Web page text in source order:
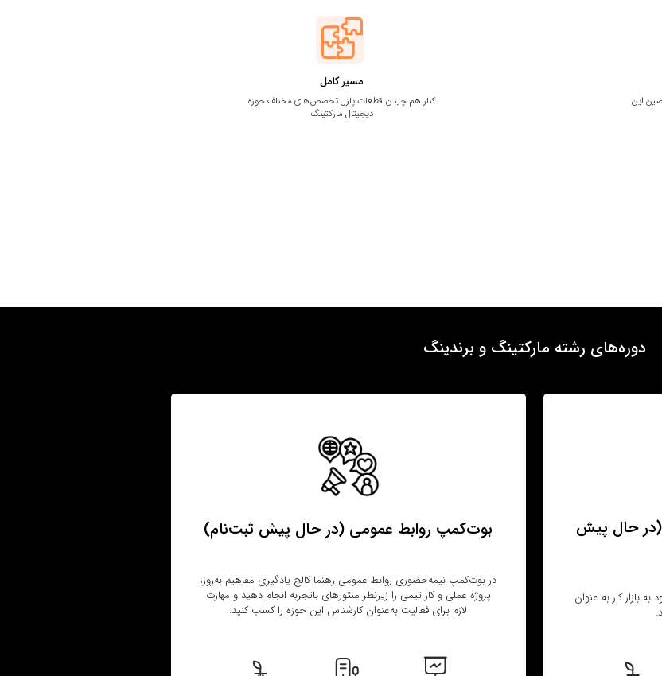
این
مسیر کامل
کنار هم چیدن قطعات پازل تخصص‌های مختلف حوزه
دیجیتال مارکتینگ
دوره‌های رشته مارکتینگ و برندینگ
حال پیش‌
بازار کار به عنوان
بوت‌کمپ روابط عمومی (در حال پیش‌ ثبت‌نام)
در بوت‌کمپ نیمه‌حضوری روابط عمومی رهنما کالج یادگیری مفاهیم به‌روز،
پروژه عملی و کار تیمی را زیرنظر منتورهای باتجربه انجام دهید و مهارت
لازم برای فعالیت به‌عنوان کارشناس این حوزه را کسب کنید.